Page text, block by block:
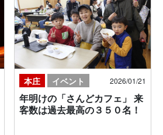
本庄 イベント 2026/01/21
年明けの「さんどカフェ」 来
客数は過去最高の３５０名！